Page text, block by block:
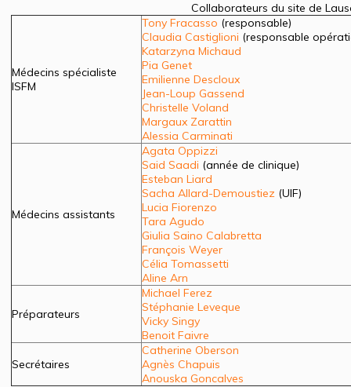
Collaborateurs du site de
Médecins spécialiste
ISFM
Tony Fracasso (responsable)
Claudia Castiglioni (responsable
Katarzyna Michaud
Pia Genet
Emilienne Descloux
Jean-Loup Gassend
Christelle Voland
Margaux Zarattin
Alessia Carminati
Médecins assistants
Agata Oppizzi
Said Saadi (année de clinique)
Esteban Liard
Sacha Allard-Demoustiez (UIF)
Lucia Fiorenzo
Tara Agudo
Giulia Saino Calabretta
François Weyer
Célia Tomassetti
Aline Arn
Préparateurs
Michael Ferez
Stéphanie Leveque
Vicky Singy
Benoit Faivre
Secrétaires
Catherine Oberson
Agnès Chapuis
Anouska Goncalves